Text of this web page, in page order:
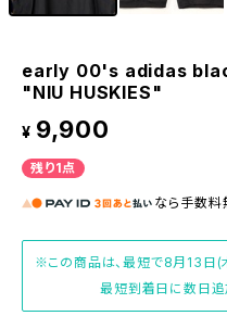
early 00's adidas
"NIU HUSKIES"
¥ 9,900
残り1点
なら 手数料
※この商品は、最短で8月13日(
最短到着日に数日追